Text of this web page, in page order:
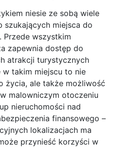
niesie ze sobą wiele
miejsca do
Przede wszystkim
zapewnia dostęp do
atrakcji turystycznych
w takim miejscu to nie
życia, ale także możliwość
malowniczym otoczeniu
nieruchomości nad
finansowego –
lokalizacjach ma
przynieść korzyści w